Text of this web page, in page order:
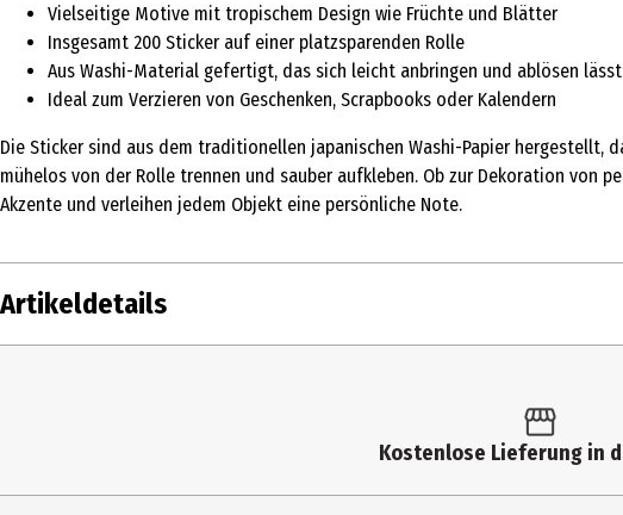
Vielseitige Motive mit tropischem Design wie Früchte und Blätter
Insgesamt 200 Sticker auf einer platzsparenden Rolle
Aus Washi-Material gefertigt, das sich leicht anbringen und ablösen lässt
Ideal zum Verzieren von Geschenken, Scrapbooks oder Kalendern
Die Sticker sind aus dem traditionellen japanischen Washi-Papier hergestellt,
mühelos von der Rolle trennen und sauber aufkleben. Ob zur Dekoration
Akzente und verleihen jedem Objekt eine persönliche Note.
Artikeldetails
Kostenlose Lieferung in